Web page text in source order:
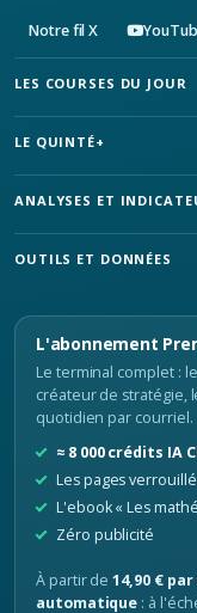
Notre fil X
LES COURSES DU JOUR
LE QUINTÉ+
ANALYSES ET
OUTILS ET DONNÉES
L'abonnement
Le terminal complet :
créateur de stratégie,
quotidien par courriel.
≈ 8 000 crédits IA
Les pages
L'ebook « Les
Zéro publicité
À partir de14,90 €
automatique : à